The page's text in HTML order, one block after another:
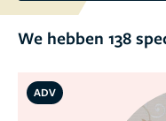
We hebben 138
ADV